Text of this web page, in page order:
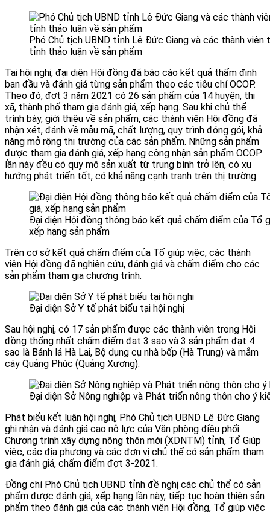
Phó Chủ tịch UBND tỉnh Lê Đức Giang và các thành viên
tỉnh thảo luận về sản phẩm
Tại hội nghị, đại diện Hội đồng đã báo cáo kết quả thẩm định
ban đầu và đánh giá từng sản phẩm theo các tiêu chí OCOP.
Theo đó, đợt 3 năm 2021 có 26 sản phẩm của 14 huyện, thị
xã, thành phố tham gia đánh giá, xếp hạng. Sau khi chủ thể
trình bày, giới thiệu về sản phẩm, các thành viên Hội đồng đã
nhận xét, đánh về mẫu mã, chất lượng, quy trình đóng gói, khả
năng mở rộng thị trường của các sản phẩm. Những sản phẩm
được tham gia đánh giá, xếp hạng công nhận sản phẩm OCOP
lần này đều có quy mô sản xuất từ trung bình trở lên, có xu
hướng phát triển tốt, có khả năng cạnh tranh trên thị trường.
Đại diện Hội đồng thông báo kết quả chấm điểm của Tổ
xếp hạng sản phẩm
Trên cơ sở kết quả chấm điểm của Tổ giúp việc, các thành
viên Hội đồng đã nghiên cứu, đánh giá và chấm điểm cho các
sản phẩm tham gia chương trình.
Đại diện Sở Y tế phát biểu tại hội nghị
Sau hội nghị, có 17 sản phẩm được các thành viên trong Hội
đồng thống nhất chấm điểm đạt 3 sao và 3 sản phẩm đạt 4
sao là Bánh lá Hà Lai, Bộ dụng cụ nhà bếp (Hà Trung) và mắm
cáy Quảng Phúc (Quảng Xương).
Đại diện Sở Nông nghiệp và Phát triển nông thôn cho ý
Phát biểu kết luận hội nghị, Phó Chủ tịch UBND Lê Đức Giang
ghi nhận và đánh giá cao nỗ lực của Văn phòng điều phối
Chương trình xây dựng nông thôn mới (XDNTM) tỉnh, Tổ Giúp
việc, các địa phương và các đơn vị chủ thể có sản phẩm tham
gia đánh giá, chấm điểm đợt 3-2021.
Đồng chí Phó Chủ tịch UBND tỉnh đề nghị các chủ thể có sản
phẩm được đánh giá, xếp hạng lần này, tiếp tục hoàn thiện sản
phẩm theo đánh giá của các thành viên Hội đồng, Tổ giúp việc